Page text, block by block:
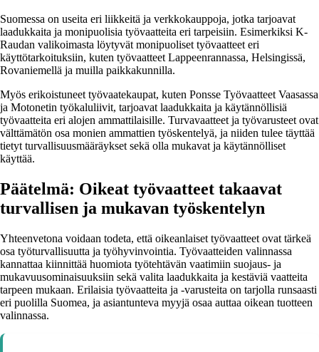
Suomessa on useita eri liikkeitä ja verkkokauppoja, jotka tarjoavat
laadukkaita ja monipuolisia työvaatteita eri tarpeisiin. Esimerkiksi K-
Raudan valikoimasta löytyvät monipuoliset työvaatteet eri
käyttötarkoituksiin, kuten työvaatteet Lappeenrannassa, Helsingissä,
Rovaniemellä ja muilla paikkakunnilla.
Myös erikoistuneet työvaatekaupat, kuten Ponsse Työvaatteet Vaasassa
ja Motonetin työkaluliivit, tarjoavat laadukkaita ja käytännöllisiä
työvaatteita eri alojen ammattilaisille. Turvavaatteet ja työvarusteet ovat
välttämätön osa monien ammattien työskentelyä, ja niiden tulee täyttää
tietyt turvallisuusmääräykset sekä olla mukavat ja käytännölliset
käyttää.
Päätelmä: Oikeat työvaatteet takaavat
turvallisen ja mukavan työskentelyn
Yhteenvetona voidaan todeta, että oikeanlaiset työvaatteet ovat tärkeä
osa työturvallisuutta ja työhyvinvointia. Työvaatteiden valinnassa
kannattaa kiinnittää huomiota työtehtävän vaatimiin suojaus- ja
mukavuusominaisuuksiin sekä valita laadukkaita ja kestäviä vaatteita
tarpeen mukaan. Erilaisia työvaatteita ja -varusteita on tarjolla runsaasti
eri puolilla Suomea, ja asiantunteva myyjä osaa auttaa oikean tuotteen
valinnassa.